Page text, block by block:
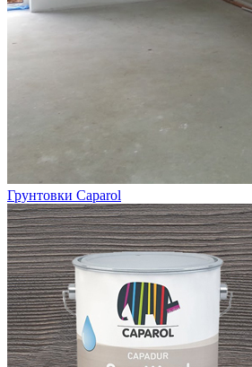
Грунтовки Caparol